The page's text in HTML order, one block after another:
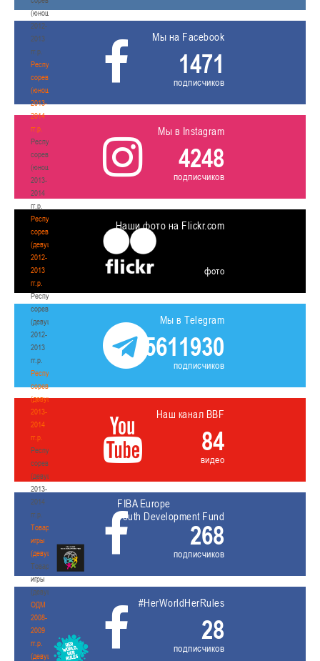
(юноши)
2012-
2013
гг.р.
Республиканские
соревнования
(юноши)
2013-
2014
гг.р.
Республиканские
соревнования
(юноши)
2013-
2014
гг.р.
Республиканские
соревнования
(девушки)
2012-
2013
гг.р.
Республиканские
соревнования
(девушки)
2012-
2013
гг.р.
Республиканские
соревнования
(девушки)
2013-
2014
гг.р.
Республиканские
соревнования
(девушки)
2013-
2014
гг.р.
Товарищеские
игры
(девушки)
Товарищеские
игры
(девушки)
ОДМ
2008-
2009
гг.р.
(девушки)
Мы на Facebook
1471
подписчиков
Мы в Instagram
4248
подписчиков
Наши фото на Flickr.com
фото
Мы в Telegram
5611930
подписчиков
Наш канал BBF
84
видео
FIBA Europe
Youth Development Fund
268
подписчиков
#HerWorldHerRules
28
подписчиков